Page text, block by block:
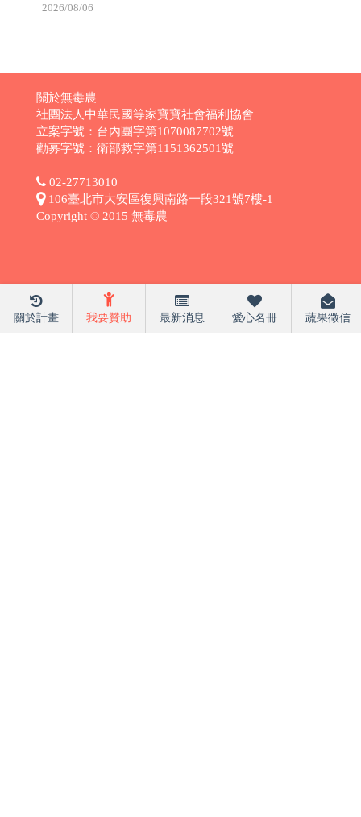
2026/08/06
關於計畫 我要贊助 最新消息 愛心名冊 蔬果徵信
關於無毒農
社團法人中華民國等家寶寶社會福利協會
立案字號：台內團字第1070087702號
勸募字號：衛部救字第1151362501號
02-27713010
106臺北市大安區復興南路一段321號7樓-1
Copyright © 2015 無毒農